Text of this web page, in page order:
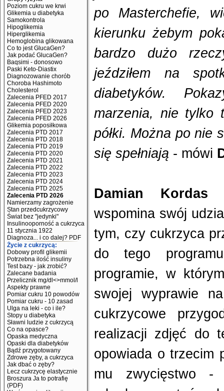
Poziom cukru we krwi
Glikemia u diabetyka
Samokontrola
Hipoglikemia
Hiperglikemia
Hemoglobina glikowana
Co to jest GlucaGen?
Jak podać GlucaGen?
Baqsimi - donosowo
Paski Keto-Diastix
Diagnozowanie chorób
Choroba Hashimoto
Cholesterol
Zalecenia PFED 2017
Zalecenia PFED 2020
Zalecenia PFED 2023
Zalecenia PFED 2026
Glikemia poposiłkowa
Zalecenia PTD 2017
Zalecenia PTD 2018
Zalecenia PTD 2019
Zalecenia PTD 2020
Zalecenia PTD 2021
Zalecenia PTD 2022
Zalecenia PTD 2023
Zalecenia PTD 2024
Zalecenia PTD 2025
Zalecenia PTD 2026
Namierzamy zagrożenie
Stan przedcukrzycowy
Świat bez "jedynki"
Insulinooporność a cukrzyca
11 stycznia 1922
Diagnoza... i co dalej? PDF
Życie z cukrzycą:
Dobowy profil glikemii
Potrzebna ilość insuliny
Test bazy - jak zrobić?
Zalecane badania
Przelicznik mg/dl<>mmol/l
Aspekty prawne
Pomiar cukru 10 powodów
Pomiar cukru - 10 zasad
Ulga na leki - co i ile?
Stopy u diabetyka
Sławni ludzie z cukrzycą
Co na opasce?
Opaska medyczna
Opaski dla diabetyków
Bądź przygotowany
Zdrowe zęby, a cukrzyca
Jak dbać o zęby?
Lecz cukrzycę elastycznie
Broszura Ja to potrafię
(PDF)
po Masterchefie,
kierunku żebym
bardzo dużo
jeździłem na
diabetyków.
marzenia, nie tylko
półki. Można po nie
się spełniają - mówi
Damian Kordas
wspomina swój
tym, czy cukrzyca
do tego
programie, w
swojej wyprawie
cukrzycowe
realizacji zdjęć do
opowiada o trzecim
mu zwycięstwo -